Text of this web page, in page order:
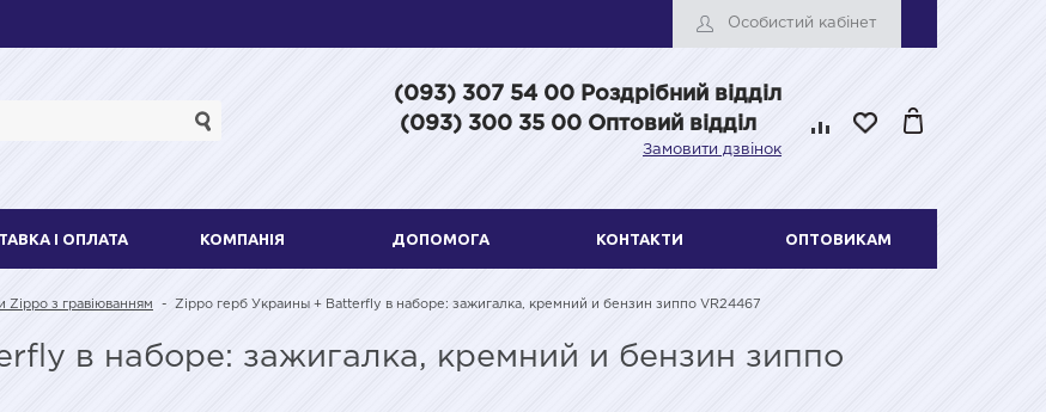
Особистий кабінет
(093) 307 54 00 Роздрібний відділ
(093) 300 35 00 Оптовий відділ
Замовити дзвінок
І ОПЛАТА КОМПАНІЯ ДОПОМОГА КОНТАКТИ ОПТОВИКАМ
Zippo з гравіюванням - Zippo герб Украины + Batterfly в наборе: зажигалка, кремний и бензин зиппо VR24467
в наборе: зажигалка, кремний и бензин зиппо